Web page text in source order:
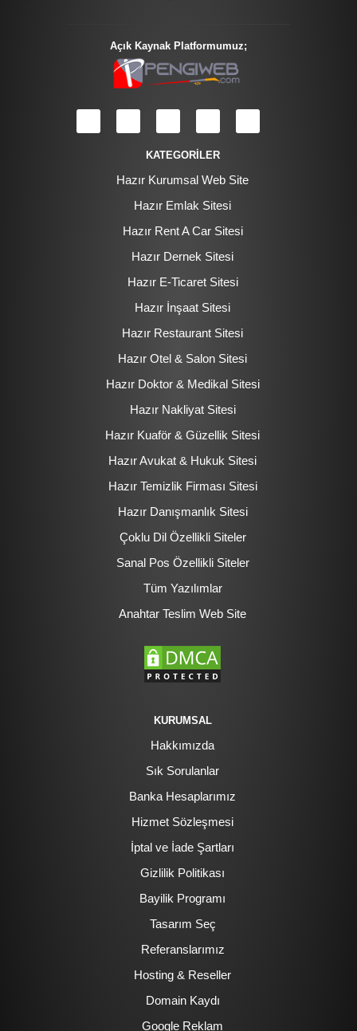
Açık Kaynak Platformumuz;
KATEGORİLER
Hazır Kurumsal Web Site
Hazır Emlak Sitesi
Hazır Rent A Car Sitesi
Hazır Dernek Sitesi
Hazır E-Ticaret Sitesi
Hazır İnşaat Sitesi
Hazır Restaurant Sitesi
Hazır Otel & Salon Sitesi
Hazır Doktor & Medikal Sitesi
Hazır Nakliyat Sitesi
Hazır Kuaför & Güzellik Sitesi
Hazır Avukat & Hukuk Sitesi
Hazır Temizlik Firması Sitesi
Hazır Danışmanlık Sitesi
Çoklu Dil Özellikli Siteler
Sanal Pos Özellikli Siteler
Tüm Yazılımlar
Anahtar Teslim Web Site
KURUMSAL
Hakkımızda
Sık Sorulanlar
Banka Hesaplarımız
Hizmet Sözleşmesi
İptal ve İade Şartları
Gizlilik Politikası
Bayilik Programı
Tasarım Seç
Referanslarımız
Hosting & Reseller
Domain Kaydı
Google Reklam